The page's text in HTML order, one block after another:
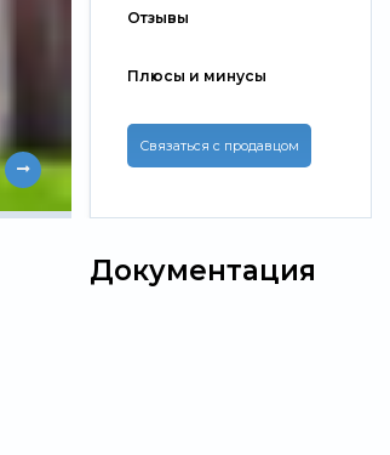
Отзывы
Плюсы и минусы
Связаться с продавцом
Документация